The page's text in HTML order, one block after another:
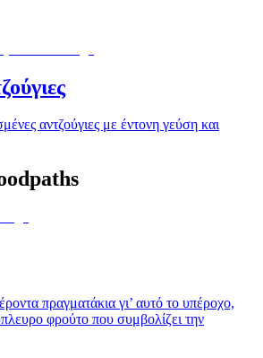
αντζούγιες με έντονη γεύση και
πραγματάκια γι’ αυτό το υπέροχο,
φρούτο που συμβολίζει την